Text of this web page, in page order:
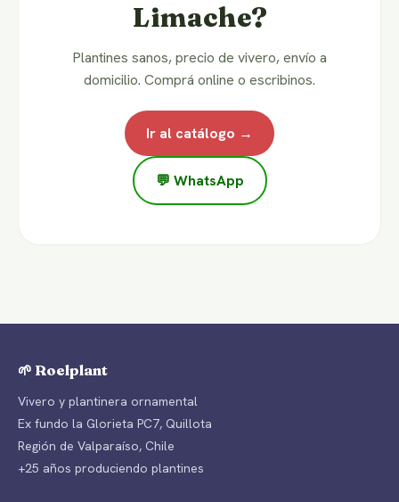
Limache?
Plantines sanos, precio de vivero, envío a
domicilio. Comprá online o escribinos.
Ir al catálogo →
💬 WhatsApp
🌱 Roelplant
Vivero y plantinera ornamental
Ex fundo la Glorieta PC7, Quillota
Región de Valparaíso, Chile
+25 años produciendo plantines